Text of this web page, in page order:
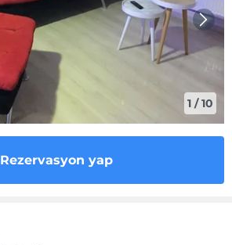
1 /10
Rezervasyon yap